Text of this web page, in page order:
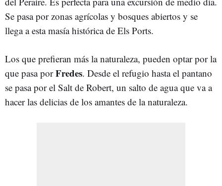
Se pasa por zonas agrícolas y bosques abiertos y se
llega a esta masía histórica de Els Ports.
Los que prefieran más la naturaleza, pueden optar por la
que pasa porFredes. Desde el refugio hasta el pantano
se pasa por el Salt de Robert, un salto de agua que va a
hacer las delicias de los amantes de la naturaleza.